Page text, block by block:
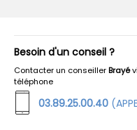
Besoin d'un conseil ?
Contacter un conseillerBrayé
téléphone
03.89.25.00.40